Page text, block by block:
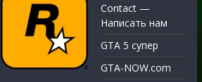
Contact —
Написать нам
GTA 5 супер
GTA-NOW.com